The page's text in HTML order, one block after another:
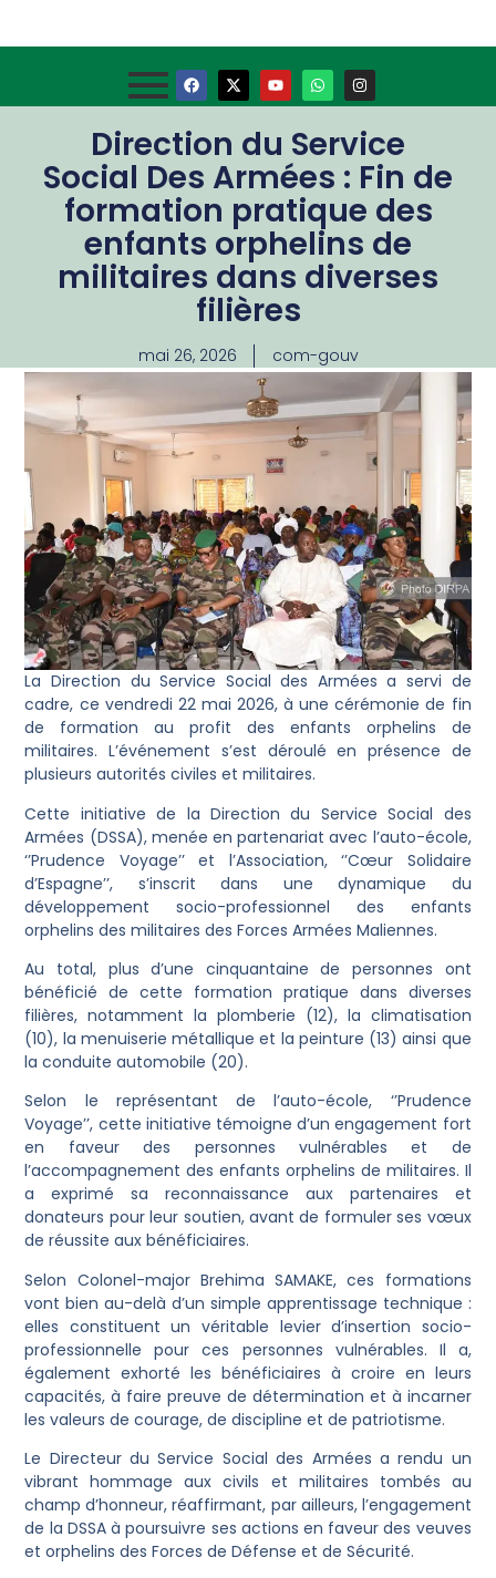
Direction du Service
Social Des Armées : Fin de
formation pratique des
enfants orphelins de
militaires dans diverses
filières
mai 26, 2026 com-gouv
La Direction du Service Social des Armées a servi de
cadre, ce vendredi 22 mai 2026, à une cérémonie de fin
de formation au profit des enfants orphelins de
militaires. L’événement s’est déroulé en présence de
plusieurs autorités civiles et militaires.
Cette initiative de la Direction du Service Social des
Armées (DSSA), menée en partenariat avec l’auto-école,
‘’Prudence Voyage’’ et l’Association, ‘’Cœur Solidaire
d’Espagne’’, s’inscrit dans une dynamique du
développement socio-professionnel des enfants
orphelins des militaires des Forces Armées Maliennes.
Au total, plus d’une cinquantaine de personnes ont
bénéficié de cette formation pratique dans diverses
filières, notamment la plomberie (12), la climatisation
(10), la menuiserie métallique et la peinture (13) ainsi que
la conduite automobile (20).
Selon le représentant de l’auto-école, ‘’Prudence
Voyage’’, cette initiative témoigne d’un engagement fort
en faveur des personnes vulnérables et de
l’accompagnement des enfants orphelins de militaires. Il
a exprimé sa reconnaissance aux partenaires et
donateurs pour leur soutien, avant de formuler ses vœux
de réussite aux bénéficiaires.
Selon Colonel-major Brehima SAMAKE, ces formations
vont bien au-delà d’un simple apprentissage technique :
elles constituent un véritable levier d’insertion socio-
professionnelle pour ces personnes vulnérables. Il a,
également exhorté les bénéficiaires à croire en leurs
capacités, à faire preuve de détermination et à incarner
les valeurs de courage, de discipline et de patriotisme.
Le Directeur du Service Social des Armées a rendu un
vibrant hommage aux civils et militaires tombés au
champ d’honneur, réaffirmant, par ailleurs, l’engagement
de la DSSA à poursuivre ses actions en faveur des veuves
et orphelins des Forces de Défense et de Sécurité.